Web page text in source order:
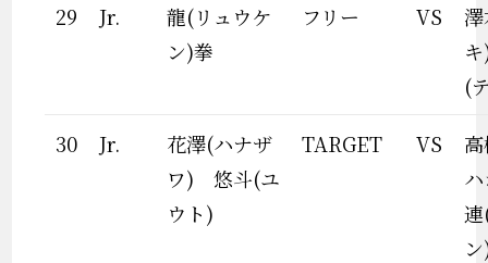
29 Jr.
龍(リュウケ
ン)拳
フリー VS
(
30 Jr.
花澤(ハナザ
ワ) 悠斗(ユ
ウト)
TARGET VS